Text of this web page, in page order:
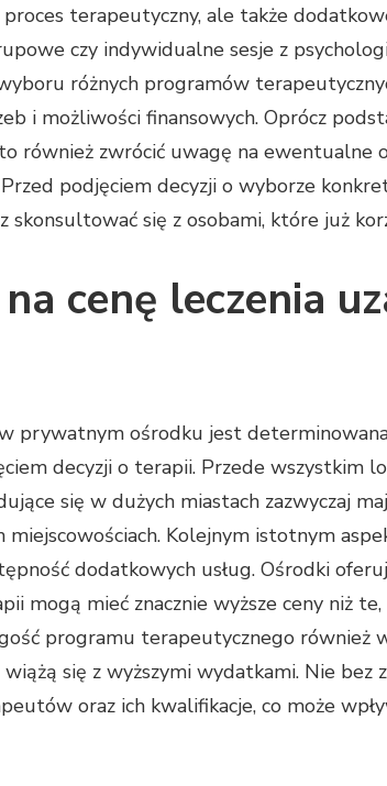
terapeutyczny, ale także
czy indywidualne sesje z
różnych programów
i możliwości finansowych. Oprócz
również zwrócić uwagę na ewentualne
podjęciem decyzji o wyborze
się z osobami, które już
cenę leczenia
prywatnym ośrodku jest
decyzji o terapii. Przede wszystkim
się w dużych miastach zazwyczaj
miejscowościach. Kolejnym istotnym
dodatkowych usług. Ośrodki
mogą mieć znacznie wyższe ceny niż
programu terapeutycznego również
wiążą się z wyższymi wydatkami. Nie bez
oraz ich kwalifikacje, co może